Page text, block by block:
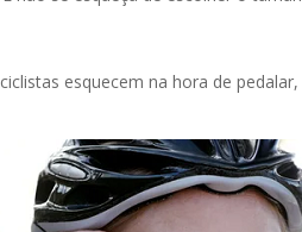
esquecem na hora de